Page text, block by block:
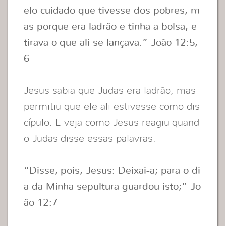
elo cuidado que tivesse dos pobres, m
as porque era ladrão e tinha a bolsa, e
tirava o que ali se lançava.” João 12:5,
6
Jesus sabia que Judas era ladrão, mas
permitiu que ele ali estivesse como dis
cípulo. E veja como Jesus reagiu quand
o Judas disse essas palavras:
“Disse, pois, Jesus: Deixai-a; para o di
a da Minha sepultura guardou isto;” Jo
ão 12:7